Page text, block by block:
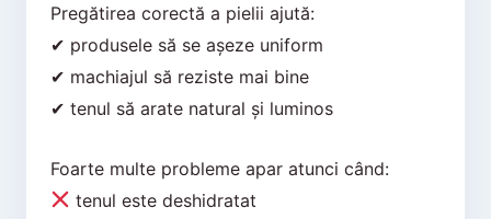
Pregătirea corectă a pielii ajută:
✔ produsele să se așeze uniform
✔ machiajul să reziste mai bine
✔ tenul să arate natural și luminos
Foarte multe probleme apar atunci când:
tenul este deshidratat